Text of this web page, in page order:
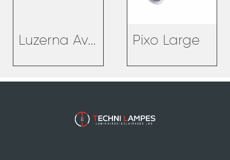
Luzerna Avant Pixo Large